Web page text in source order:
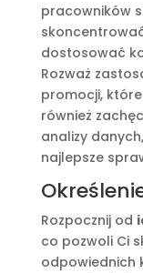
pracowników
dostosować
Rozważ
promocji,
również
analizy
najlepsze
Rozpocznij od
co pozwoli Ci
odpowiednich